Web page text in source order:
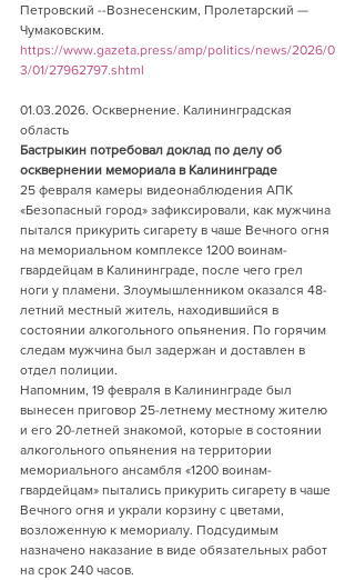
Петровский --Вознесенским, Пролетарский —
Чумаковским.
https://www.gazeta.press/amp/politics/news/2026/0
3/01/27962797.shtml
01.03.2026. Осквернение. Калининградская
область
Бастрыкин потребовал доклад по делу об
осквернении мемориала в Калининграде
25 февраля камеры видеонаблюдения АПК
«Безопасный город» зафиксировали, как мужчина
пытался прикурить сигарету в чаше Вечного огня
на мемориальном комплексе 1200 воинам-
гвардейцам в Калининграде, после чего грел
ноги у пламени. Злоумышленником оказался 48-
летний местный житель, находившийся в
состоянии алкогольного опьянения. По горячим
следам мужчина был задержан и доставлен в
отдел полиции.
Напомним, 19 февраля в Калининграде был
вынесен приговор 25-летнему местному жителю
и его 20-летней знакомой, которые в состоянии
алкогольного опьянения на территории
мемориального ансамбля «1200 воинам-
гвардейцам» пытались прикурить сигарету в чаше
Вечного огня и украли корзину с цветами,
возложенную к мемориалу. Подсудимым
назначено наказание в виде обязательных работ
на срок 240 часов.